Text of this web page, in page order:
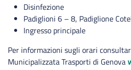
Disinfezione
Padiglioni 6 – 8, Padiglione
Ingresso principale
Per informazioni sugli orari
Municipalizzata Trasporti di Genova